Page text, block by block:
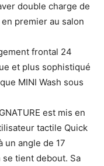
double charge de
premier au salon
frontal 24
et plus sophistiqué
MINI Wash sous
est mis en
tactile Quick
un angle de 17
se tient debout. Sa